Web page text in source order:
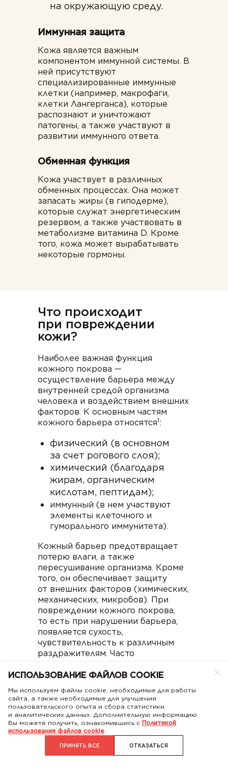
на окружающую среду.
Иммунная защита
Кожа является важным
компонентом иммунной системы. В
ней присутствуют
специализированные иммунные
клетки (например, макрофаги,
клетки Лангерганса), которые
распознают и уничтожают
патогены, а также участвуют в
развитии иммунного ответа.
Обменная функция
Кожа участвует в различных
обменных процессах. Она может
запасать жиры (в гиподерме),
которые служат энергетическим
резервом, а также участвовать в
метаболизме витамина D. Кроме
того, кожа может вырабатывать
некоторые гормоны.
Что происходит
при повреждении
кожи?
Наиболее важная функция
кожного покрова —
осуществление барьера между
внутренней средой организма
человека и воздействием внешних
факторов. К основным частям
кожного барьера относятся1:
физический (в основном
за счет рогового слоя);
химический (благодаря
жирам, органическим
кислотам, пептидам);
иммунный (в нем участвуют
элементы клеточного и
гуморального иммунитета).
Кожный барьер предотвращает
потерю влаги, а также
пересушивание организма. Кроме
того, он обеспечивает защиту
от внешних факторов (химических,
механических, микробов). При
повреждении кожного покрова,
то есть при нарушении барьера,
появляется сухость,
чувствительность к различным
раздражителям. Часто
покраснение, зуд и высыпания.
На сегодняшнем рынке
представлен большой выбор
лекарственных препаратов,
способныхкупировать
воспалительные процессы .
В частности, к ним относятся
топические
ИСПОЛЬЗОВАНИЕ ФАЙЛОВ COOKIE
Мы используем файлы cookie, необходимые для работы
сайта, а также необходимые для улучшения
пользовательского опыта и сбора статистики
и аналитических данных. Дополнительную информацию
Вы можете получить, ознакомившись с Политикой
использования файлов cookie.
ПРИНЯТЬ ВСЕ ОТКАЗАТЬСЯ